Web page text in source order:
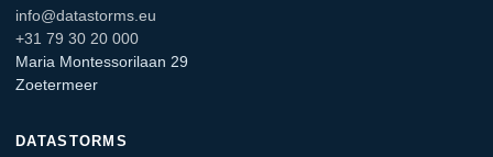
info@datastorms.eu
+31 79 30 20 000
Maria Montessorilaan 29
Zoetermeer
DATASTORMS